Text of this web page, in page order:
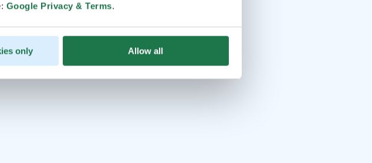
Google Privacy & Terms.
only Allow all